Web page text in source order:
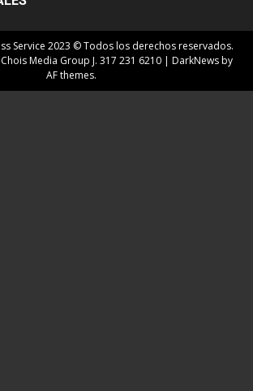
Service 2023 © Todos los derechos reservados.
Media Group J. 317 231 6210 | DarkNewsby
AF themes.